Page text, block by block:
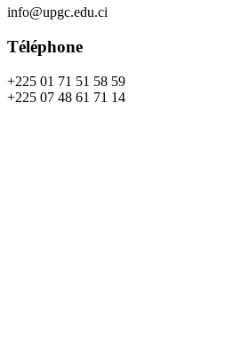
info@upgc.edu.ci
Téléphone
+225 01 71 51 58 59
+225 07 48 61 71 14